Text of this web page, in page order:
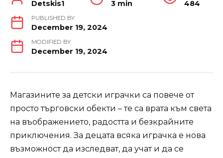
Detskis1 3 min 484
PUBLISHED BY
December 19, 2024
MODIFIED BY
December 19, 2024
Магазините за детски играчки са повече от
просто търговски обекти – те са врата към света
на въображението, радостта и безкрайните
приключения. За децата всяка играчка е нова
възможност да изследват, да учат и да се